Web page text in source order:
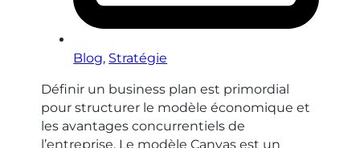
Blog, Stratégie
Définir un business plan est primordial
pour structurer le modèle économique et
les avantages concurrentiels de
l’entreprise. Le modèle Canvas est un